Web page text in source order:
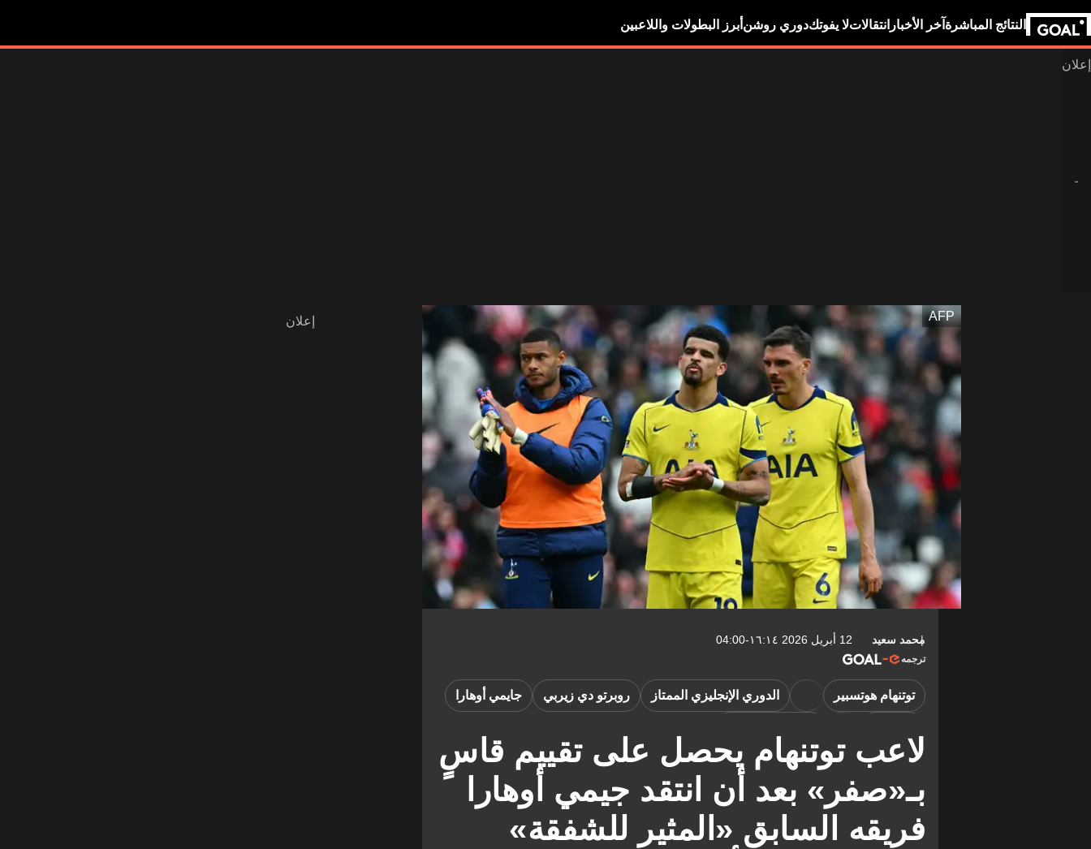
النتائج المباشرة آخر الأخبار انتقالاتلا يفوتكدوري روشن أبرز البطولات واللاعبين
AFP
محمد سعيد 12 أبريل 2026 ١٦:١٤-04:00
ترجمه
لاعب توتنهام يحصل على تقييم قاسٍ
بـ«صفر» بعد أن انتقد جيمي أوهارا
فريقه السابق «المثير للشفقة»
توتنهام هوتسبير الدوري الإنجليزي الممتاز روبرتو دي زيربي جايمي أوهارا